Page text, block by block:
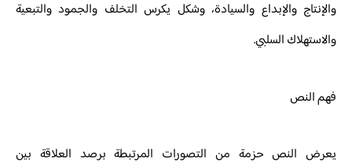
والإنتاج والإبداع والسيادة، وشكل يكرس التخلف والجمود والتبعية
والاستهلاك السلبي.
فهم النص
يعرض النص حزمة من التصورات المرتبطة برصد العلاقة بين